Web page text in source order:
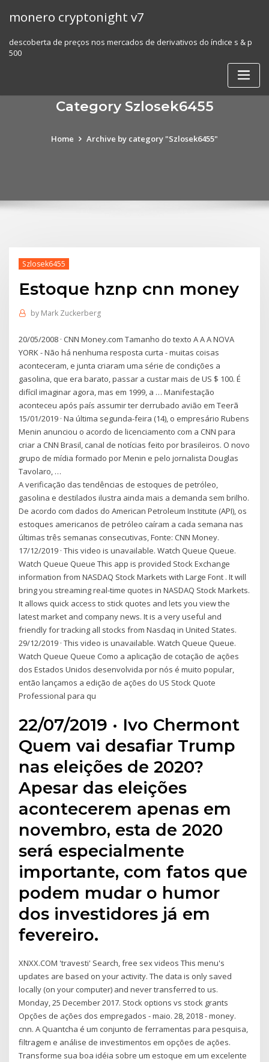
monero cryptonight v7
descoberta de preços nos mercados de derivativos do índice s & p
500
Category Szlosek6455
Home Archive by category "Szlosek6455"
Szlosek6455
Estoque hznp cnn money
by Mark Zuckerberg
20/05/2008 · CNN Money.com Tamanho do texto A A A NOVA
YORK - Não há nenhuma resposta curta - muitas coisas
aconteceram, e junta criaram uma série de condições a
gasolina, que era barato, passar a custar mais de US $ 100. É
difícil imaginar agora, mas em 1999, a … Manifestação
aconteceu após país assumir ter derrubado avião em Teerã
15/01/2019 · Na última segunda-feira (14), o empresário Rubens
Menin anunciou o acordo de licenciamento com a CNN para
criar a CNN Brasil, canal de notícias feito por brasileiros. O novo
grupo de mídia formado por Menin e pelo jornalista Douglas
Tavolaro, …
A verificação das tendências de estoques de petróleo,
gasolina e destilados ilustra ainda mais a demanda sem brilho.
De acordo com dados do American Petroleum Institute (API), os
estoques americanos de petróleo caíram a cada semana nas
últimas três semanas consecutivas, Fonte: CNN Money.
17/12/2019 · This video is unavailable. Watch Queue Queue.
Watch Queue Queue This app is provided Stock Exchange
information from NASDAQ Stock Markets with Large Font . It will
bring you streaming real-time quotes in NASDAQ Stock Markets.
It allows quick access to stick quotes and lets you view the
latest market and company news. It is a very useful and
friendly for tracking all stocks from Nasdaq in United States.
29/12/2019 · This video is unavailable. Watch Queue Queue.
Watch Queue Queue Como a aplicação de cotação de ações
dos Estados Unidos desenvolvida por nós é muito popular,
então lançamos a edição de ações do US Stock Quote
Professional para qu
22/07/2019 · Ivo Chermont
Quem vai desafiar Trump
nas eleições de 2020?
Apesar das eleições
acontecerem apenas em
novembro, esta de 2020
será especialmente
importante, com fatos que
podem mudar o humor
dos investidores já em
fevereiro.
XNXX.COM 'travesti' Search, free sex videos This menu's
updates are based on your activity. The data is only saved
locally (on your computer) and never transferred to us.
Monday, 25 December 2017. Stock options vs stock grants
Opções de ações dos empregados - maio. 28, 2018 - money.
cnn. A Quantcha é um conjunto de ferramentas para pesquisa,
filtragem e análise de investimentos em opções de ações.
Transforme sua boa idéia sobre um estoque em um excelente